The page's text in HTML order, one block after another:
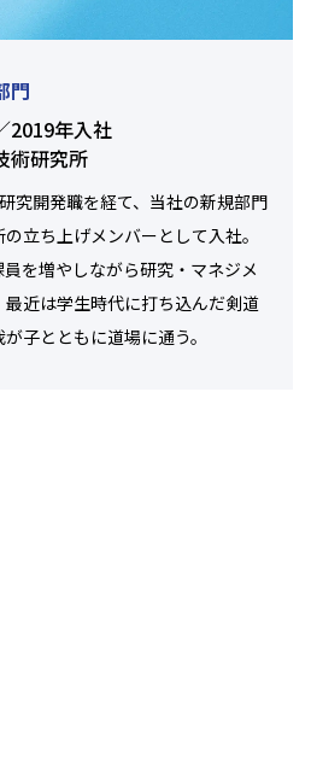
門
2019年入社
術研究所
究開発職を経て、当社の新規部門
立ち上げメンバーとして入社。
を増やしながら研究・マネジメ
近は学生時代に打ち込んだ剣道
子とともに道場に通う。